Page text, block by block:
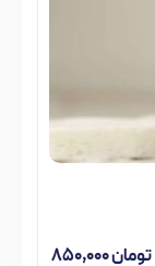
تومان